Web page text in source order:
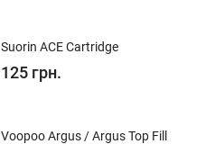
Suorin ACE Cartridge
125 грн.
Voopoo Argus / Argus Top Fill